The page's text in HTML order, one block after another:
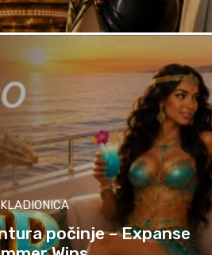
KLADIONICA
počinje – Expanse